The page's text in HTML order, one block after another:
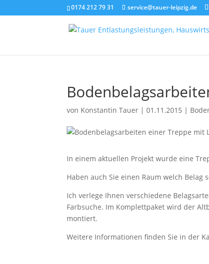
0174 212 79 31 service@tauer-leipzig.de
von Konstantin Tauer |01.11.2015 |
In einem aktuellen Projekt wurde eine
Haben auch Sie einen Raum welch Belag
Ich verlege Ihnen verschiedene
Farbsuche. Im Komplettpaket wird der
montiert.
Weitere Informationen finden Sie in der